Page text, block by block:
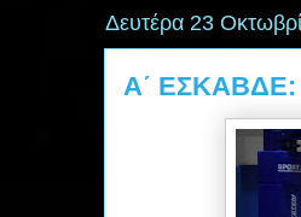
Δευτέρα 23
Α΄ ΕΣΚΑΒΔΕ: